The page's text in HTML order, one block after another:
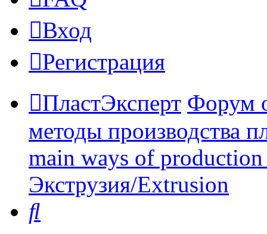
Вход
Регистрация
ПластЭксперт Форум
методы производства
main ways of
Экструзия/Extrusion